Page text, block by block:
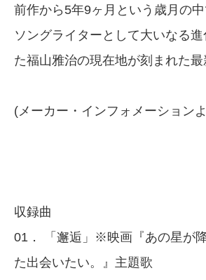
前作から5年9ヶ月という歳月の中
ソングライターとして大いなる
た福山雅治の現在地が刻まれた最
(メーカー・インフォメーション
収録曲
01． 「邂逅」※映画『あの星が
た出会いたい。』主題歌